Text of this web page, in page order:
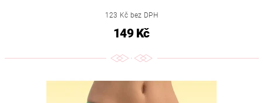
123 Kč bez DPH
149 Kč